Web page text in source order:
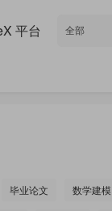
平台
毕业论文 数学建模